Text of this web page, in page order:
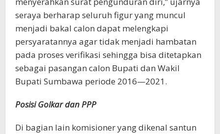
seraya berharap seluruh figur yang muncul
menjadi bakal calon dapat melengkapi
persyaratannya agar tidak menjadi hambatan
pada proses verifikasi sehingga bisa ditetapkan
sebagai pasangan calon Bupati dan Wakil
Bupati Sumbawa periode 2016—2021.
Posisi Golkar dan PPP
Di bagian lain komisioner yang dikenal santun